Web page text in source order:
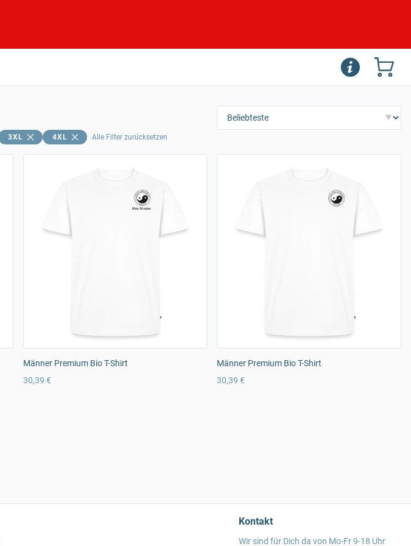
3XL 4XL Alle Filter zurücksetzen
Männer Premium Bio T-Shirt
30,39 €
Männer Premium Bio T-Shirt
30,39 €
Kontakt
Wir sind für Dich da von Mo-Fr 9-18 Uhr